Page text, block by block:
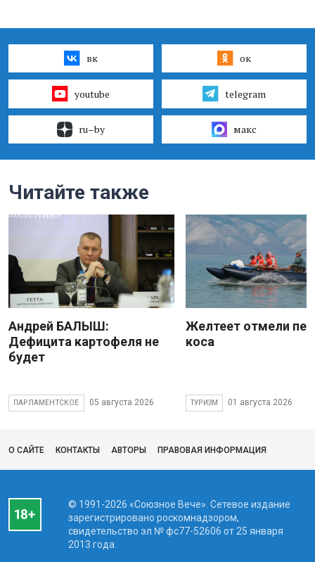
вк ок
youtube telegram
ru–by макс
Читайте также
Андрей БАЛЫШ:
Дефицита картофеля не
будет
ПАРЛАМЕНТСКОЕ 05 августа 2026
Желтеет отмели
коса
ТУРИЗМ 01 августа 2026
О САЙТЕ КОНТАКТЫ АВТОРЫ ПРАВОВАЯ ИНФОРМАЦИЯ
© 1991-2026 «Союзное Вече». Сетевое издание
зарегистрировано роскомнадзором,
свидетельство эл № фc77-52606 от 25 января
2013 года.